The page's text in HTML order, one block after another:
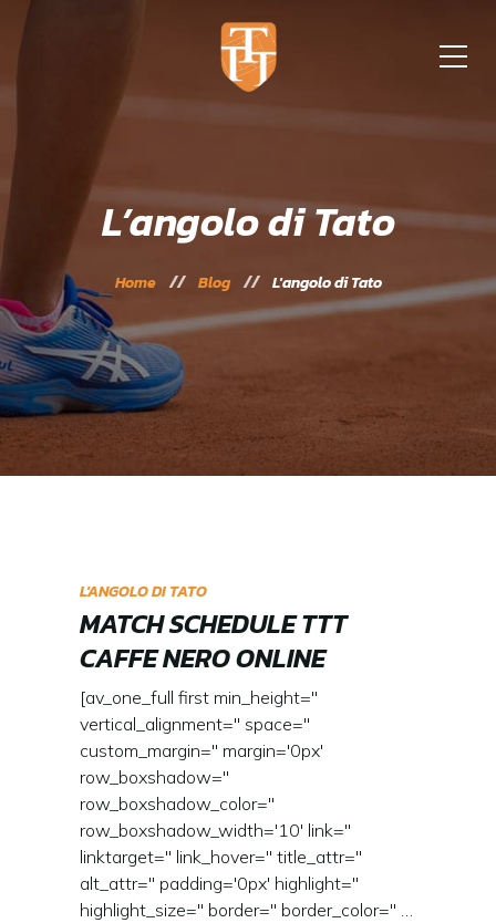
L’angolo di Tato
Home Blog L'angolo di Tato
L'ANGOLO DI TATO
MATCH SCHEDULE TTT
CAFFE NERO ONLINE
[av_one_full first min_height=''
vertical_alignment='' space=''
custom_margin='' margin='0px'
row_boxshadow=''
row_boxshadow_color=''
row_boxshadow_width='10' link=''
linktarget='' link_hover='' title_attr=''
alt_attr='' padding='0px' highlight=''
highlight_size='' border='' border_color='' …